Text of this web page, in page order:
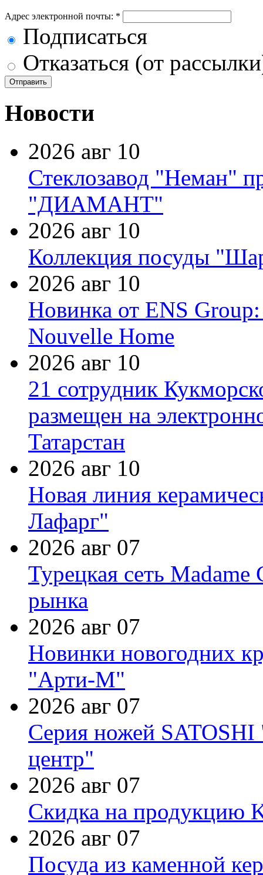
Адрес электронной почты: *
Подписаться
Отказаться (от
Новости
2026 авг 10
Стеклозавод "Неман"
"ДИАМАНТ"
2026 авг 10
Коллекция посуды
2026 авг 10
Новинка от ENS
Nouvelle Home
2026 авг 10
21 сотрудник
размещен на
Татарстан
2026 авг 10
Новая линия
Лафарг"
2026 авг 07
Турецкая сеть Madame
рынка
2026 авг 07
Новинки новогодних
"Арти-М"
2026 авг 07
Серия ножей
центр"
2026 авг 07
Скидка на продукцию
2026 авг 07
Посуда из каменной